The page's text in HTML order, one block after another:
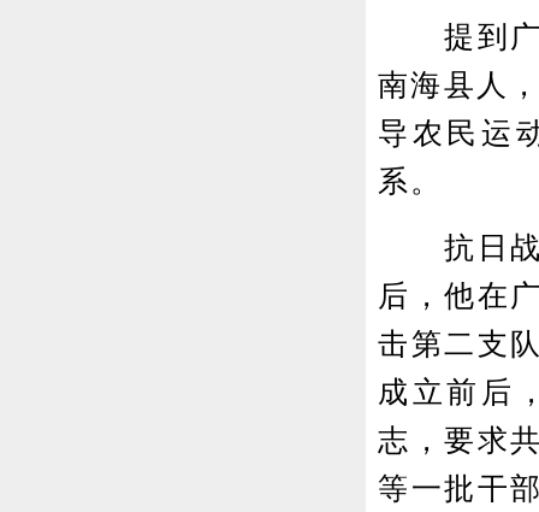
提到广
南海县人
导农民运
系。
抗日战
后，他在
击第二支
成立前后
志，要求
等一批干